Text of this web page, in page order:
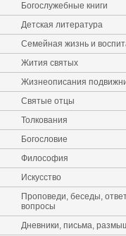
Богослужебные книги
Детская литература
Семейная жизнь и
Жития святых
Жизнеописания
Святые отцы
Толкования
Богословие
Философия
Искусство
Проповеди, беседы,
вопросы
Дневники, письма,